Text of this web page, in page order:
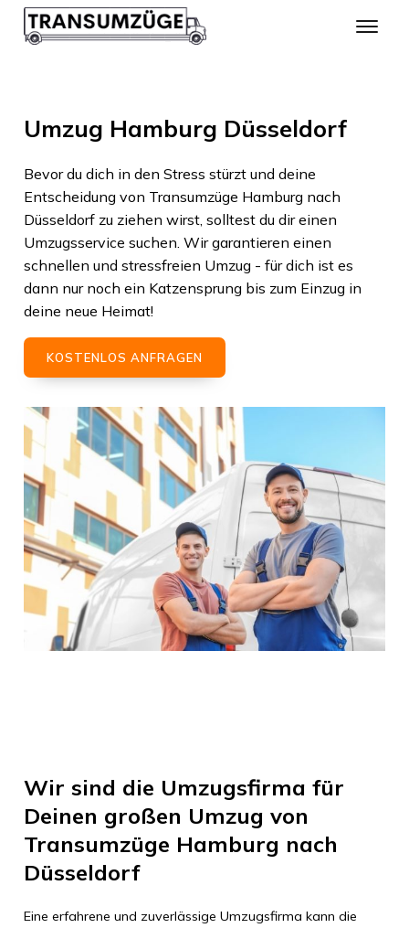
Umzug Hamburg Düsseldorf
Bevor du dich in den Stress stürzt und deine
Entscheidung von Transumzüge Hamburgnach
Düsseldorfzu ziehen wirst, solltest du dir einen
Umzugsservice suchen. Wir garantieren einen
schnellen und stressfreien Umzug - für dich ist es
dann nur noch ein Katzensprung bis zum Einzug in
deine neue Heimat!
KOSTENLOS ANFRAGEN
Wir sind die Umzugsfirma für
Deinen großen Umzug von
Transumzüge Hamburg nach
Düsseldorf
Eine erfahrene und zuverlässige Umzugsfirma kann die